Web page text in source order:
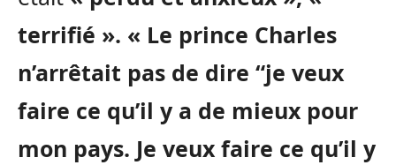
terrifié ». « Le prince Charles
n’arrêtait pas de dire “je veux
faire ce qu’il y a de mieux pour
mon pays. Je veux faire ce qu’il y